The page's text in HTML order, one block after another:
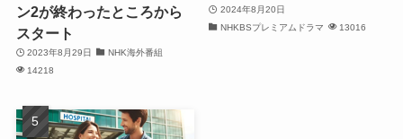
ン2が終わったところから
スタート
2023年8月29日
NHK海外番組
14218
2024年8月20日
NHKBSプレミアムドラマ
13016